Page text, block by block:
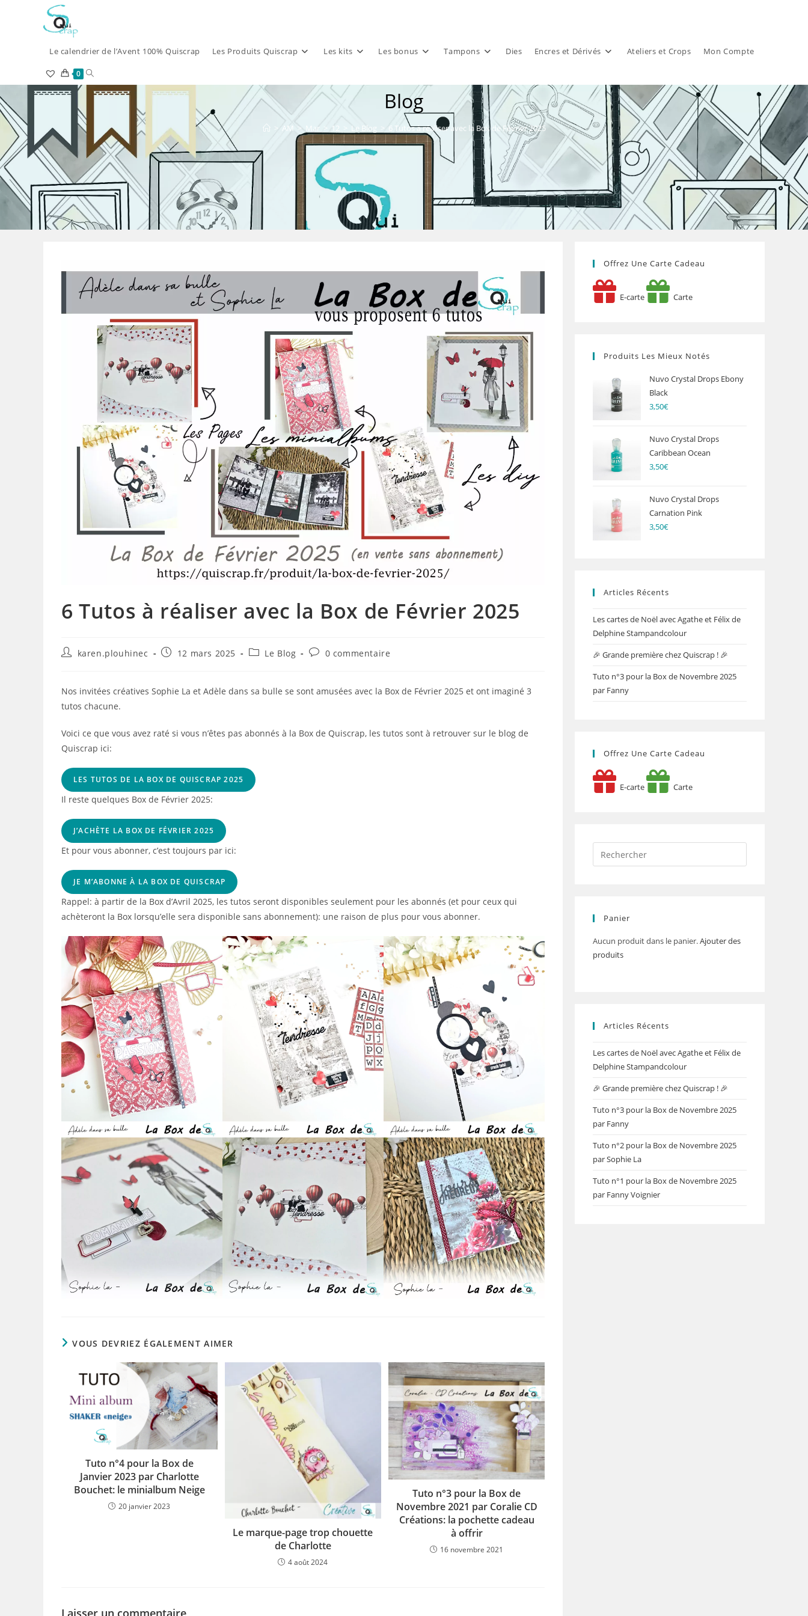
Le calendrier de l’Avent 100% Quiscrap Les Produits Quiscrap Les kits Les bonus Tampons Dies Encres et Dérivés Ateliers et Crops Mon Compte
0 Toggle
website
search
Blog
> AM > Mar > 12 Le Blog > 6 Tutos à réaliser avec la Box de Février 2025
6 Tutos à réaliser avec la Box de Février 2025
Auteur/autrice
publication :
karen.plouhinec
Publication
12 mars 2025
PostLe Blog
Commentaires
publication :
0 commentaire
Nos invitées créatives Sophie La et Adèle dans sa bulle se sont amusées avec la Box de Février 2025 et ont imaginé 3
tutos chacune.
Voici ce que vous avez raté si vous n’êtes pas abonnés à la Box de Quiscrap, les tutos sont à retrouver sur le blog de
Quiscrap ici:
LES TUTOS DE LA BOX DE QUISCRAP 2025
Il reste quelques Box de Février 2025:
J’ACHÈTE LA BOX DE FÉVRIER 2025
Et pour vous abonner, c’est toujours par ici:
JE M’ABONNE À LA BOX DE QUISCRAP
Rappel: à partir de la Box d’Avril 2025, les tutos seront disponibles seulement pour les abonnés (et pour ceux qui
achèteront la Box lorsqu’elle sera disponible sans abonnement): une raison de plus pour vous abonner.
VOUS DEVRIEZ ÉGALEMENT AIMER
Tuto n°4 pour la Box de
Janvier 2023 par Charlotte
Bouchet: le minialbum Neige
20 janvier 2023
Le marque-page trop chouette
de Charlotte
4 août 2024
Tuto n°3 pour la Box de
Novembre 2021 par Coralie CD
Créations: la pochette cadeau
à offrir
16 novembre 2021
Laisser un commentaire
Offrez Une Carte Cadeau
E-carte Carte
Produits Les Mieux Notés
Nuvo Crystal Drops Ebony
Black
3,50€
Nuvo Crystal Drops
Caribbean Ocean
3,50€
Nuvo Crystal Drops
Carnation Pink
3,50€
Articles Récents
Les cartes de Noël avec Agathe et Félix de
Delphine Stampandcolour
🎉 Grande première chez Quiscrap ! 🎉
Tuto n°3 pour la Box de Novembre 2025
par Fanny
Offrez Une Carte Cadeau
E-carte Carte
Panier
Aucun produit dans le panier.Ajouter des
produits
Articles Récents
Les cartes de Noël avec Agathe et Félix de
Delphine Stampandcolour
🎉 Grande première chez Quiscrap ! 🎉
Tuto n°3 pour la Box de Novembre 2025
par Fanny
Tuto n°2 pour la Box de Novembre 2025
par Sophie La
Tuto n°1 pour la Box de Novembre 2025
par Fanny Voignier